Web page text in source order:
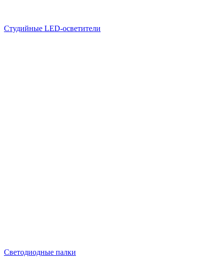
Студийные LED-осветители
Светодиодные палки